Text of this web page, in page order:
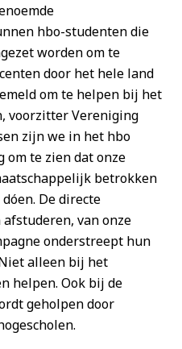
hbo-studenten die
worden om te
door het hele land
om te helpen bij het
voorzitter Vereniging
zijn we in het hbo
om te zien dat onze
betrokken
De directe
van onze
onderstreept hun
alleen bij het
helpen. Ook bij de
geholpen door